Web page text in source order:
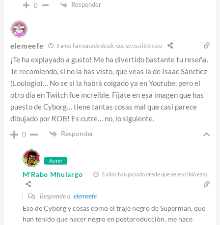
0 Responder
elemeefe 5 años han pasado desde que se escribió esto
¡Te ha explayado a gusto! Me ha divertido bastante tu reseña.
Te recomiendo, si no la has visto, que veas la de Isaac Sánchez
(Loulogio)… No se si la habrá colgado ya en Youtube, pero el
otro día en Twitch fue increíble. Fíjate en esa imagen que has
puesto de Cyborg… tiene tantas cosas mal que casi parece
dibujado por ROB! Es cutre… no, lo siguiente.
0 Responder
Autor
M'Rabo Mhulargo 5 años han pasado desde que se escribió esto
Responde a elemeefe
Eso de Cyborg y cosas como el traje negro de Superman, que
han tenido que hacer negro en postproducción, me hace